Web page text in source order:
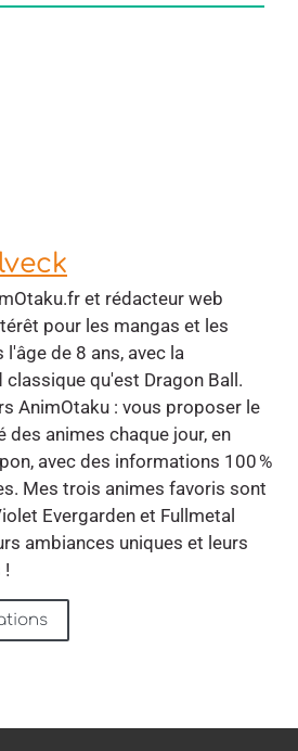
et rédacteur web
pour les mangas et les
de 8 ans, avec la
qu'est Dragon Ball.
AnimOtaku : vous proposer le
des animes chaque jour, en
avec des informations 100 %
Mes trois animes favoris sont
Evergarden et Fullmetal
ambiances uniques et leurs
!